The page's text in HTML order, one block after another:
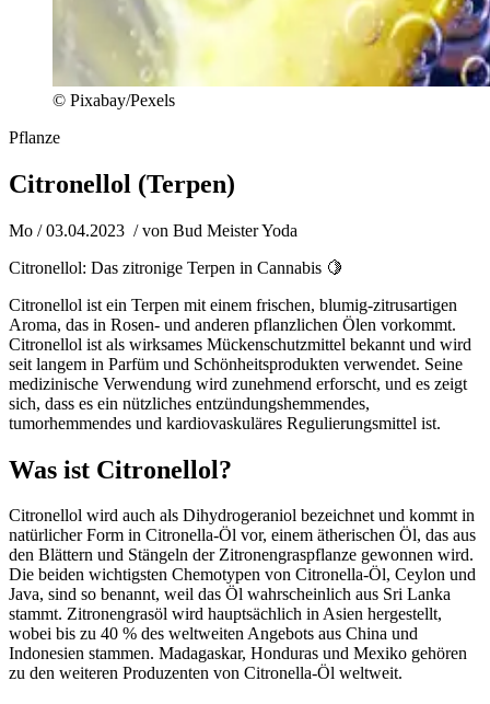
© Pixabay/Pexels
Pflanze
Citronellol (Terpen)
Mo / 03.04.2023 / von Bud Meister Yoda
Citronellol: Das zitronige Terpen in Cannabis 🍋
Citronellol ist ein Terpen mit einem frischen, blumig-zitrusartigen
Aroma, das in Rosen- und anderen pflanzlichen Ölen vorkommt.
Citronellol ist als wirksames Mückenschutzmittel bekannt und wird
seit langem in Parfüm und Schönheitsprodukten verwendet. Seine
medizinische Verwendung wird zunehmend erforscht, und es zeigt
sich, dass es ein nützliches entzündungshemmendes,
tumorhemmendes und kardiovaskuläres Regulierungsmittel ist.
Was ist Citronellol?
Citronellol wird auch als Dihydrogeraniol bezeichnet und kommt in
natürlicher Form in Citronella-Öl vor, einem ätherischen Öl, das aus
den Blättern und Stängeln der Zitronengraspflanze gewonnen wird.
Die beiden wichtigsten Chemotypen von Citronella-Öl, Ceylon und
Java, sind so benannt, weil das Öl wahrscheinlich aus Sri Lanka
stammt. Zitronengrasöl wird hauptsächlich in Asien hergestellt,
wobei bis zu 40 % des weltweiten Angebots aus China und
Indonesien stammen. Madagaskar, Honduras und Mexiko gehören
zu den weiteren Produzenten von Citronella-Öl weltweit.